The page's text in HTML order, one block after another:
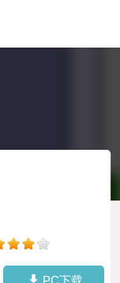
PC下载